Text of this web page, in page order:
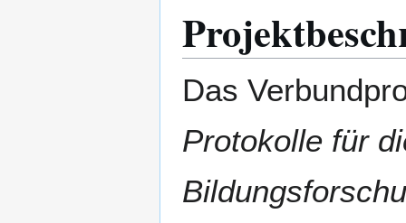
Das
Protokolle für